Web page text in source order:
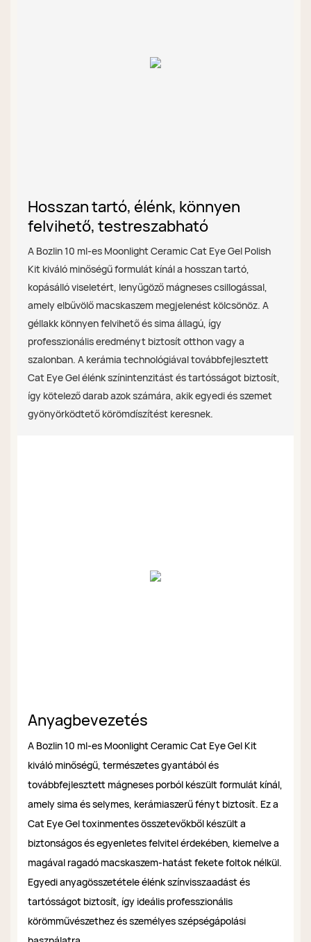
Hosszan tartó, élénk, könnyen
felvihető, testreszabható
A Bozlin 10 ml-es Moonlight Ceramic Cat Eye Gel Polish
Kit kiváló minőségű formulát kínál a hosszan tartó,
kopásálló viseletért, lenyűgöző mágneses csillogással,
amely elbűvölő macskaszem megjelenést kölcsönöz. A
géllakk könnyen felvihető és sima állagú, így
professzionális eredményt biztosít otthon vagy a
szalonban. A kerámia technológiával továbbfejlesztett
Cat Eye Gel élénk színintenzitást és tartósságot biztosít,
így kötelező darab azok számára, akik egyedi és szemet
gyönyörködtető körömdíszítést keresnek.
Anyagbevezetés
A Bozlin 10 ml-es Moonlight Ceramic Cat Eye Gel Kit
kiváló minőségű, természetes gyantából és
továbbfejlesztett mágneses porból készült formulát kínál,
amely sima és selymes, kerámiaszerű fényt biztosít. Ez a
Cat Eye Gel toxinmentes összetevőkből készült a
biztonságos és egyenletes felvitel érdekében, kiemelve a
magával ragadó macskaszem-hatást fekete foltok nélkül.
Egyedi anyagösszetétele élénk színvisszaadást és
tartósságot biztosít, így ideális professzionális
körömművészethez és személyes szépségápolási